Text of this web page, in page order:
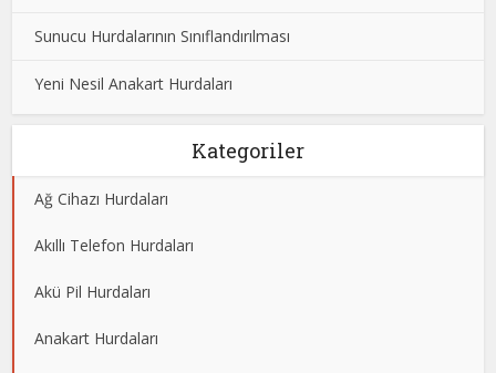
Sunucu Hurdalarının Sınıflandırılması
Yeni Nesil Anakart Hurdaları
Kategoriler
Ağ Cihazı Hurdaları
Akıllı Telefon Hurdaları
Akü Pil Hurdaları
Anakart Hurdaları